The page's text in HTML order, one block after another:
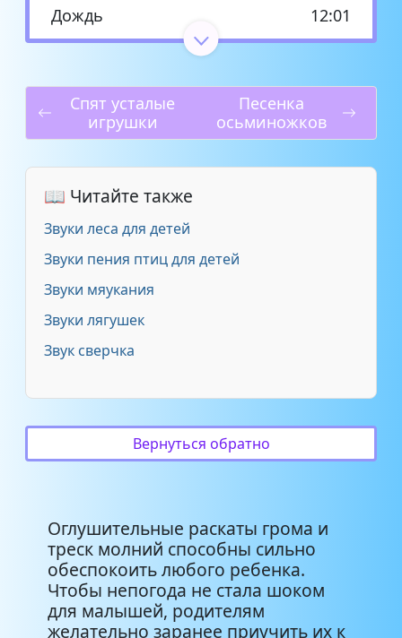
Дождь 12:01
Дождь и гром 9:44
Летний дождь
Раскаты грома и тихий дождь
Тропический рай
Спят усталые
игрушки
Песенка
осьминожков
📖 Читайте также
Звуки леса для детей
Звуки пения птиц для детей
Звуки мяукания
Звуки лягушек
Звук сверчка
Вернуться обратно
Оглушительные раскаты грома и
треск молний способны сильно
обеспокоить любого ребенка.
Чтобы непогода не стала шоком
для малышей, родителям
желательно заранее приучить их к